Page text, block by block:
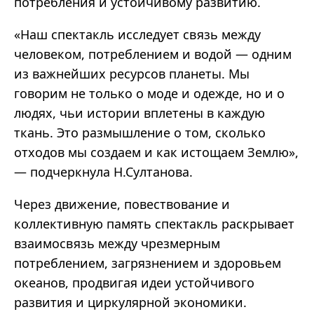
«Наш спектакль исследует связь между
человеком, потреблением и водой — одним
из важнейших ресурсов планеты. Мы
говорим не только о моде и одежде, но и о
людях, чьи истории вплетены в каждую
ткань. Это размышление о том, сколько
отходов мы создаем и как истощаем Землю»,
— подчеркнула Н.Султанова.
Через движение, повествование и
коллективную память спектакль раскрывает
взаимосвязь между чрезмерным
потреблением, загрязнением и здоровьем
океанов, продвигая идеи устойчивого
развития и циркулярной экономики.